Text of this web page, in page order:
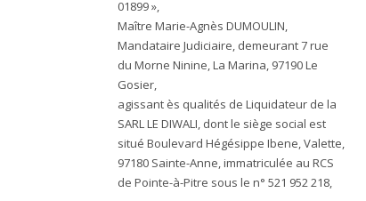
01899 »,
Maître Marie-Agnès DUMOULIN,
Mandataire Judiciaire, demeurant 7 rue
du Morne Ninine, La Marina, 97190 Le
Gosier,
agissant ès qualités de Liquidateur de la
SARL LE DIWALI, dont le siège social est
situé Boulevard Hégésippe Ibene, Valette,
97180 Sainte-Anne, immatriculée au RCS
de Pointe-à-Pitre sous le n° 521 952 218,